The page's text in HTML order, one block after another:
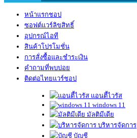
หน้าแรกชอป
ซอฟต์แวร์ลิขสิทธิ์
อุปกรณ์ไอที
สินค้าโปรโมชั่น
การสั่งซื้อและชำระเงิน
คำถามที่พบบ่อย
ติดต่อไทยแวร์ชอป
แอนตี้ไวรัส
windows 11
มัลติมีเดีย
บริหารจัดการ
บัญชี